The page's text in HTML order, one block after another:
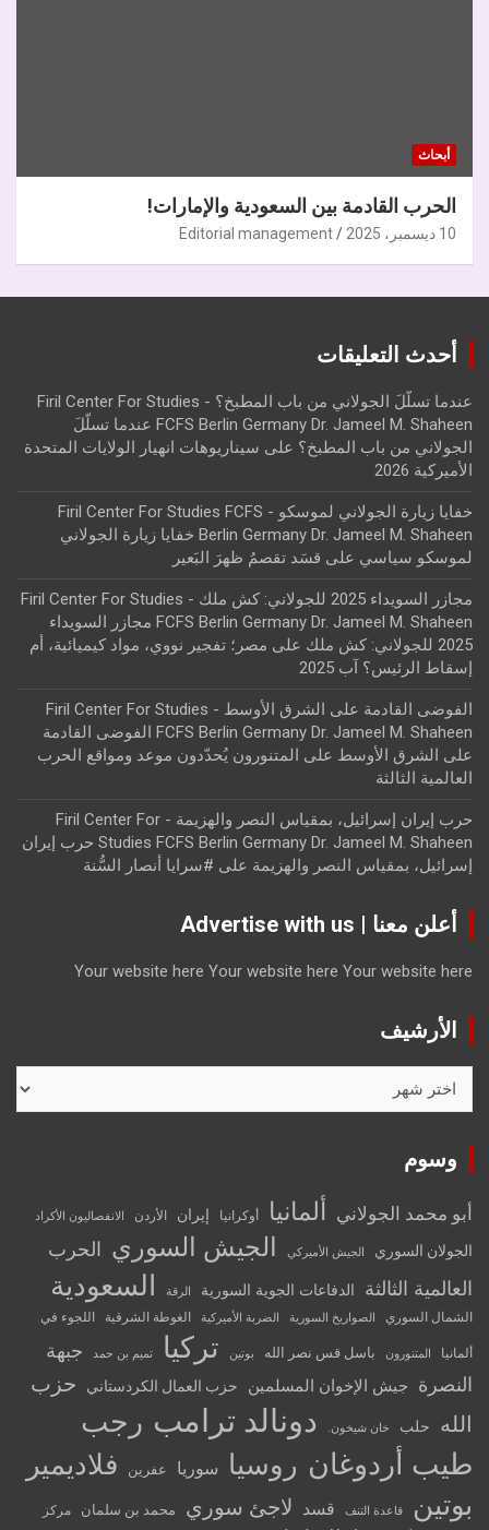
أبحاث
الحرب القادمة بين السعودية والإمارات!
10 ديسمبر، 2025 Editorial management
أحدث التعليقات
عندما تسلّلَ الجولاني من باب المطبخ؟ - Firil Center For Studies
FCFS Berlin Germany Dr. Jameel M. Shaheen عندما تسلّلَ
الجولاني من باب المطبخ؟ على سيناريوهات انهيار الولايات المتحدة
الأميركية 2026
خفايا زيارة الجولاني لموسكو - Firil Center For Studies FCFS
Berlin Germany Dr. Jameel M. Shaheen خفايا زيارة الجولاني
لموسكو سياسي على قسَد تقصمُ ظهرَ البَعير
مجازر السويداء 2025 للجولاني: كش ملك - Firil Center For Studies
FCFS Berlin Germany Dr. Jameel M. Shaheen مجازر السويداء
2025 للجولاني: كش ملك
على مصر؛ تفجير نووي، مواد كيميائية، أم
إسقاط الرئيس؟ آب 2025
الفوضى القادمة على الشرق الأوسط - Firil Center For Studies
FCFS Berlin Germany Dr. Jameel M. Shaheen الفوضى القادمة
على الشرق الأوسط على المتنورون يُحدّدون موعد ومواقع الحرب
العالمية الثالثة
حرب إيران إسرائيل، بمقياس النصر والهزيمة - Firil Center For
Studies FCFS Berlin Germany Dr. Jameel M. Shaheen حرب إيران
إسرائيل، بمقياس النصر والهزيمة على #سرايا أنصار السُّنة
أعلن معنا | Advertise with us
Your website here Your website here Your website here
الأرشيف
وسوم
أبو محمد الجولاني ألمانيا أوكرانيا إيران الأردن الانفصاليون الأكراد
الجولان السوري الجيش الأميركي الجيش السوري الحرب
العالمية الثالثة
الدفاعات الجوية السورية الرقة السعودية
الشمال السوري الصواريخ السورية الضربة الأميركية الغوطة الشرقية اللجوء في
ألمانيا المتنورون باسل قس نصر الله بوتين تركيا تميم بن حمد
جبهة
النصرة
جيش الإخوان المسلمين حزب العمال الكردستاني
حزب
الله
حلب خان شيخون. دونالد ترامب رجب
طيب أردوغان روسيا سوريا عفرين
فلاديمير
بوتين
قاعدة التنف قسد لاجئ سوري محمد بن سلمان مركز